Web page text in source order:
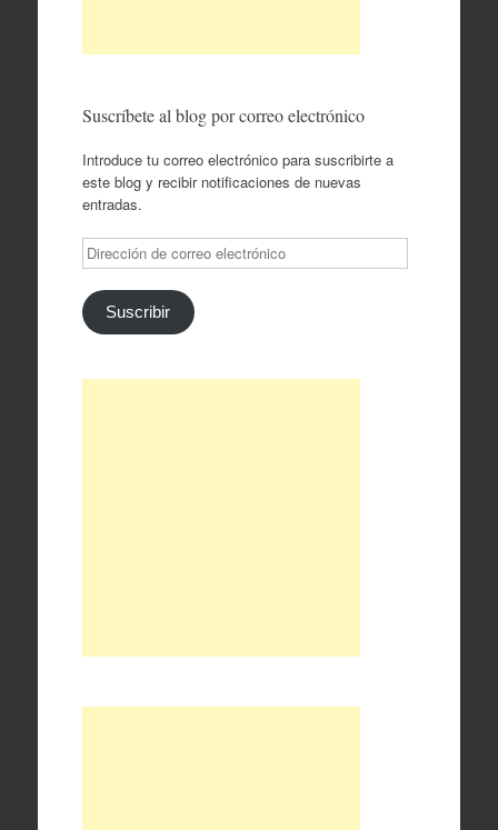
Suscríbete al blog por correo electrónico
Introduce tu correo electrónico para suscribirte a
este blog y recibir notificaciones de nuevas
entradas.
Dirección
de
correo
electrónico
Suscribir